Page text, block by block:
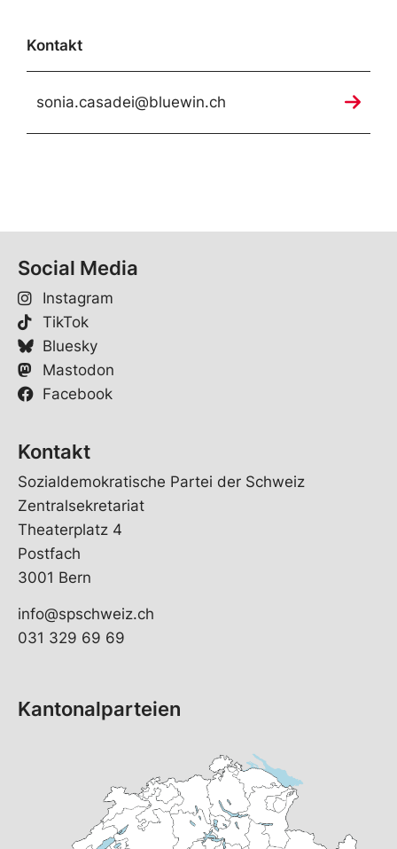
Kontakt
sonia.casadei@bluewin.ch
Social Media
Instagram
TikTok
Bluesky
Mastodon
Facebook
Kontakt
Sozialdemokratische Partei der Schweiz
Zentralsekretariat
Theaterplatz 4
Postfach
3001 Bern
info@spschweiz.ch
031 329 69 69
Kantonalparteien